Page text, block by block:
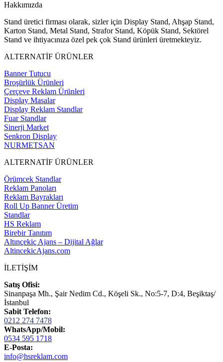
Hakkımızda
Stand üretici firması olarak, sizler için Display Stand, Ahşap Stand,
Karton Stand, Metal Stand, Strafor Stand, Köpük Stand, Sektörel
Stand ve ihtiyacınıza özel pek çok Stand ürünleri üretmekteyiz.
ALTERNATİF ÜRÜNLER
Banner Tutucu
Broşürlük Ürünleri
Çerçeve Reklam Ürünleri
Display Masalar
Display Reklam Standlar
Fuar Standlar
Sinerji Market
Senkron Display
NURMETSAN
ALTERNATİF ÜRÜNLER
Örümcek Standlar
Reklam Panoları
Reklam Bayrakları
Roll Up Banner Üretim
Standlar
HS Reklam
Birebir Tanıtım
Altınçekiç Ajans – Dijital Ağlar
AltincekicAjans.com
İLETİŞİM
Satış Ofisi:
Sinanpaşa Mh., Şair Nedim Cd., Köşeli Sk., No:5-7, D:4, Beşiktaş/
İstanbul
Sabit Telefon:
0212 274 7478
WhatsApp/Mobil:
0534 595 1718
E-Posta:
info@hsreklam.com